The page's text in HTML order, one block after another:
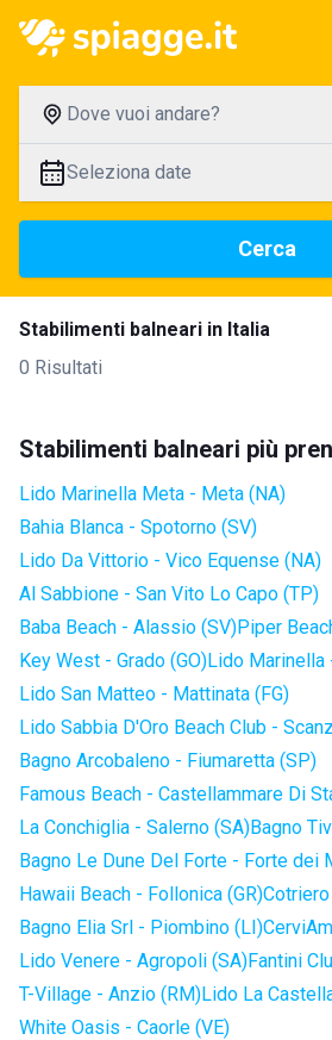
Dove vuoi andare?
Seleziona date
Cerca
Stabilimenti balneari in Italia
0 Risultati
Stabilimenti balneari più
Lido Marinella Meta - Meta (NA)
Bahia Blanca - Spotorno (SV)
Lido Da Vittorio - Vico Equense (NA)
Al Sabbione - San Vito Lo Capo (TP)
Baba Beach - Alassio (SV)Piper
Key West - Grado (GO)Lido Marinella
Lido San Matteo - Mattinata (FG)
Lido Sabbia D'Oro Beach Club -
Bagno Arcobaleno - Fiumaretta (SP)
Famous Beach - Castellammare Di
La Conchiglia - Salerno (SA)Bagno
Bagno Le Dune Del Forte - Forte dei
Hawaii Beach - Follonica (GR)
Bagno Elia Srl - Piombino (LI)
Lido Venere - Agropoli (SA)Fantini
T-Village - Anzio (RM)Lido La
White Oasis - Caorle (VE)